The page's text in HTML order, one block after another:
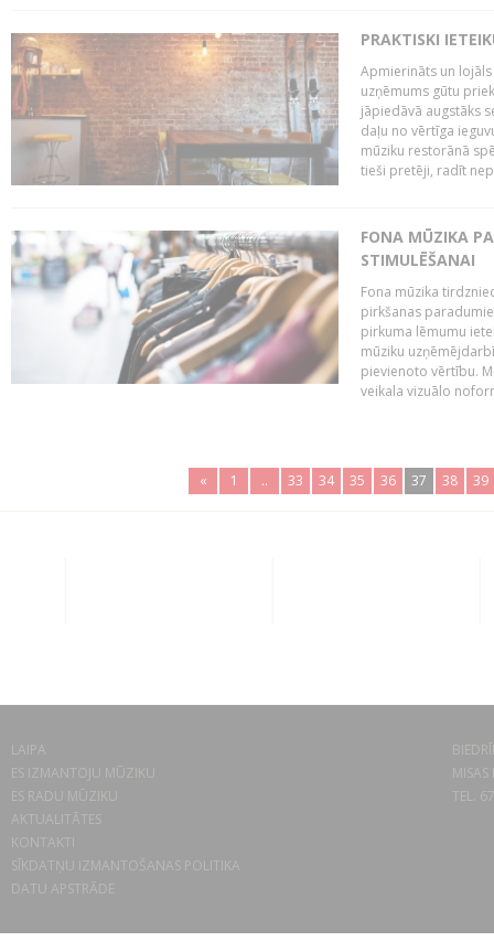
PRAKTISKI
Apmierināts un
uzņēmums gūtu
jāpiedāvā augstāks
daļu no vērtīga
mūziku restorānā
tieši pretēji, radīt
FONA MŪZIKA
STIMULĒŠANAI
Fona mūzika
pirkšanas
pirkuma lēmumu
mūziku
pievienoto vērtību.
veikala vizuālo
« 1 .. 33 34 35 36 37 38 39
LAIPA
ES IZMANTOJU MŪZIKU
ES RADU MŪZIKU
AKTUALITĀTES
KONTAKTI
SĪKDATŅU IZMANTOŠANAS POLITIKA
DATU APSTRĀDE
TEL.